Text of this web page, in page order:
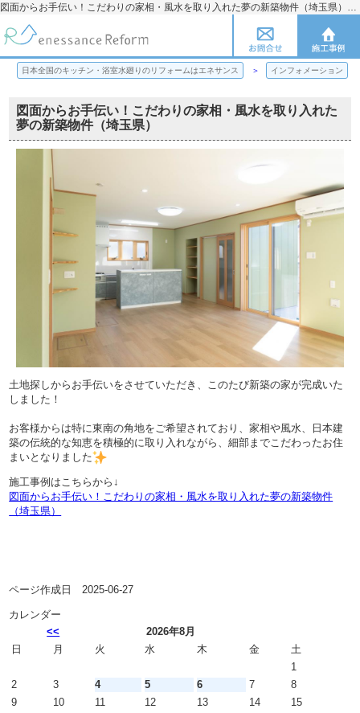
図面からお手伝い！こだわりの家相・風水を取り入れた夢の新築物件（埼玉県）【更新】図面からお手伝い！こだわりの家相・風水を取り入れた夢の新築物件（埼玉県） | 日本全国のキッチン・浴室水廻りのリフォームのことならエネサンス
日本全国のキッチン・浴室水廻りのリフォームはエネサンス インフォメーション
図面からお手伝い！こだわりの家相・風水を取り入れた
夢の新築物件（埼玉県）
土地探しからお手伝いをさせていただき、このたび新築の家が完成いた
しました！
お客様からは特に東南の角地をご希望されており、家相や風水、日本建
築の伝統的な知恵を積極的に取り入れながら、細部までこだわったお住
まいとなりました
施工事例はこちらから↓
図面からお手伝い！こだわりの家相・風水を取り入れた夢の新築物件
（埼玉県）
ページ作成日 2025-06-27
カレンダー
<<
2026年8月
日
月 火 水 木 金
土
1
2
3 4 5 6 7
8
9
10 11 12 13 14
15